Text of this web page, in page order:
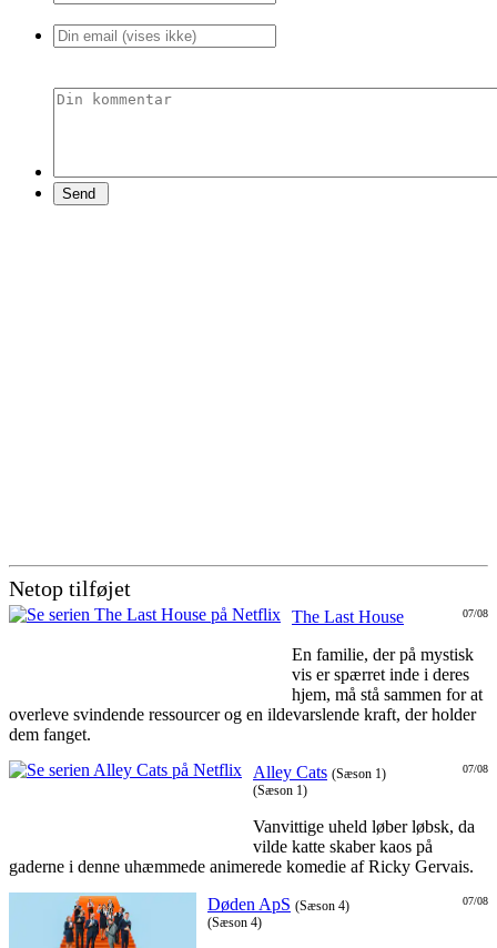
Netop tilføjet
07/08
The Last House
En familie, der på mystisk
vis er spærret inde i deres
hjem, må stå sammen for at
overleve svindende ressourcer og en ildevarslende kraft, der holder
dem fanget.
07/08
Alley Cats (Sæson 1)
(Sæson 1)
Vanvittige uheld løber løbsk, da
vilde katte skaber kaos på
gaderne i denne uhæmmede animerede komedie af Ricky Gervais.
07/08
Døden ApS (Sæson 4)
(Sæson 4)